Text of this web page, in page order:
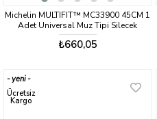
Michelin MULTIFIT™ MC33900 45CM 1
Adet Universal Muz Tipi Silecek
₺660,05
yeni
ürün
Ücretsiz
Kargo